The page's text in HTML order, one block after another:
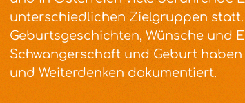
unterschiedlichen Zielgruppen
Geburtsgeschichten, Wünsche und
Schwangerschaft und Geburt haben
und Weiterdenken dokumentiert.